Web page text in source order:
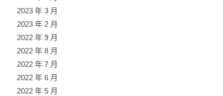
2023 年 3 月
2023 年 2 月
2022 年 9 月
2022 年 8 月
2022 年 7 月
2022 年 6 月
2022 年 5 月